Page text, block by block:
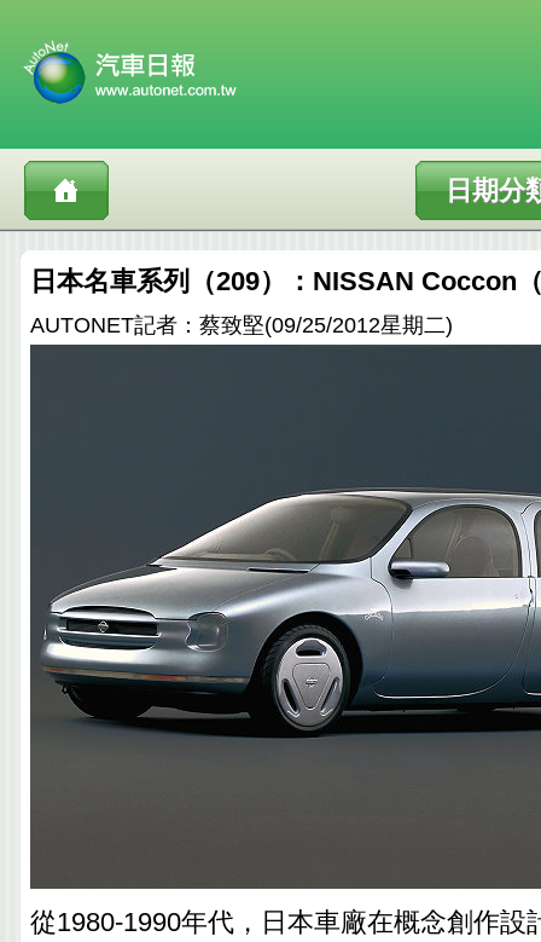
日期分
日本名車系列（209）：NISSAN Coccon
AUTONET記者：蔡致堅(09/25/2012星期二)
從1980-1990年代，日本車廠在概念創作設